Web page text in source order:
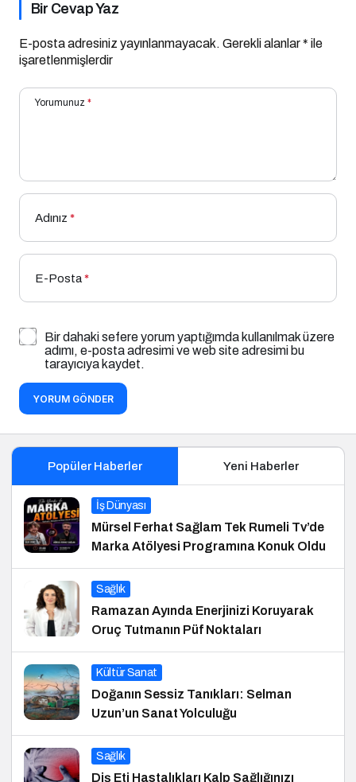
Bir Cevap Yaz
E-posta adresiniz yayınlanmayacak. Gerekli alanlar* ile
işaretlenmişlerdir
Yorumunuz *
Adınız *
E-Posta*
Bir dahaki sefere yorum yaptığımda kullanılmak üzere
adımı, e-posta adresimi ve web site adresimi bu
tarayıcıya kaydet.
YORUM GÖNDER
Popüler Haberler Yeni Haberler
İş Dünyası
Mürsel Ferhat Sağlam Tek Rumeli Tv’de
Marka Atölyesi Programına Konuk Oldu
Sağlık
Ramazan Ayında Enerjinizi Koruyarak
Oruç Tutmanın Püf Noktaları
Kültür Sanat
Doğanın Sessiz Tanıkları: Selman
Uzun’un Sanat Yolculuğu
Sağlık
Diş Eti Hastalıkları Kalp Sağlığınızı